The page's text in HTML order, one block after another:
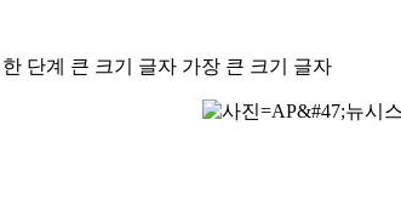
한 단계 큰 크기 글자 가장 큰 크기 글자